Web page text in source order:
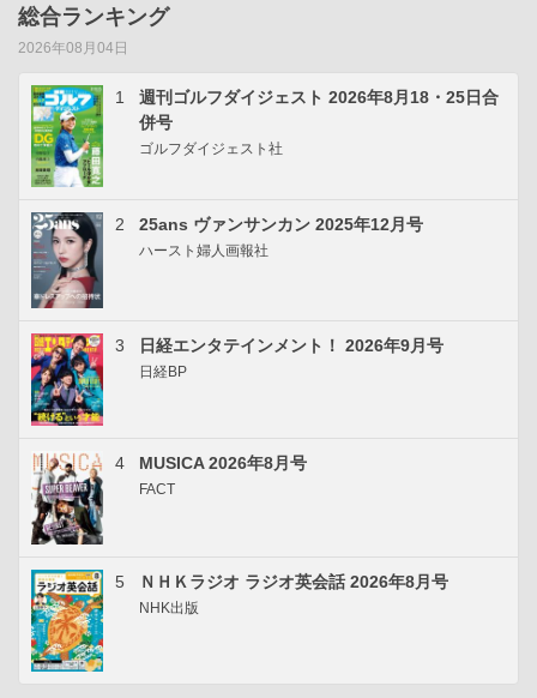
総合ランキング
2026年08月04日
1
週刊ゴルフダイジェスト 2026年8月18・25日合
併号
ゴルフダイジェスト社
2 25ans ヴァンサンカン 2025年12月号
ハースト婦人画報社
3 日経エンタテインメント！ 2026年9月号
日経BP
4 MUSICA 2026年8月号
FACT
5 ＮＨＫラジオ ラジオ英会話 2026年8月号
NHK出版